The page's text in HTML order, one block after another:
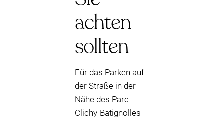
achten
sollten
Für das Parken auf
der Straße in der
Nähe des Parc
Clichy-Batignolles -